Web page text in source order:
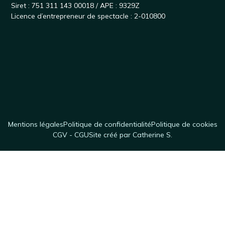
Siret : 751 311 143 00018 / APE : 9329Z
Licence d’entrepreneur de spectacle : 2-010800
Mentions légalesPolitique de confidentialitéPolitique de cookies
CGV - CGUSite créé par Catherine S.